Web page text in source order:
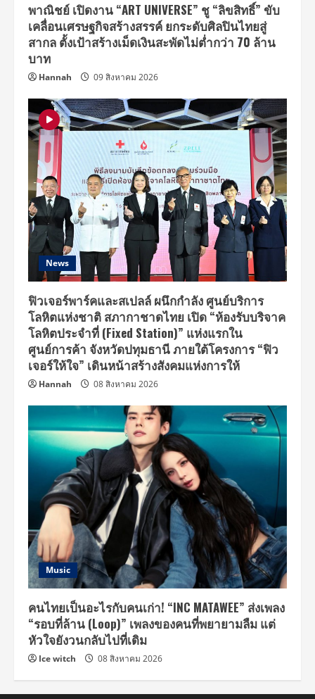
พาณิชย์ เปิดงาน “ART UNIVERSE” ชู “ลิขสิทธิ์” ขับ
เคลื่อนเศรษฐกิจสร้างสรรค์ ยกระดับศิลปินไทยสู่
สากล ตั้งเป้าสร้างเม็ดเงินสะพัดไม่ต่ำกว่า 70 ล้าน
บาท
Hannah 09 สิงหาคม 2026
News
ฟิวเจอร์พาร์คและสเปลล์ ผนึกกำลัง ศูนย์บริการ
โลหิตแห่งชาติ สภากาชาดไทย เปิด “ห้องรับบริจาค
โลหิตประจำที่ (Fixed Station)” แห่งแรกใน
ศูนย์การค้า จังหวัดปทุมธานี ภายใต้โครงการ “ฟิว
เจอร์ให้ใจ” เดินหน้าสร้างสังคมแห่งการให้
Hannah 08 สิงหาคม 2026
Music
คนไทยเป็นอะไรกับคนเก่า! “INC MATAWEE” ส่งเพลง
“รอบที่ล้าน (Loop)” เพลงของคนที่พยายามลืม แต่
หัวใจยังวนกลับไปที่เดิม
Ice witch 08 สิงหาคม 2026